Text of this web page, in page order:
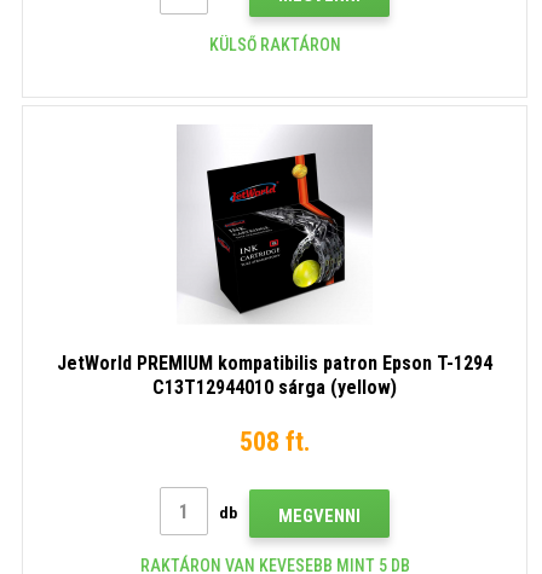
KÜLSŐ RAKTÁRON
JetWorld PREMIUM kompatibilis patron Epson T-1294
C13T12944010 sárga (yellow)
508 ft.
db MEGVENNI
RAKTÁRON VAN KEVESEBB MINT 5 DB